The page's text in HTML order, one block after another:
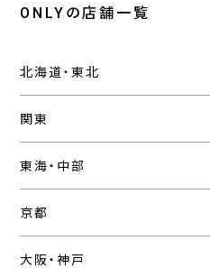
ONLYの店舗一覧
北海道・東北
関東
東海・中部
京都
大阪・神戸